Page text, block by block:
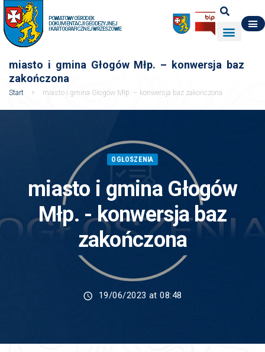
POWIATOWY OŚRODEK
DOKUMENTACJI GEODEZYJNEJ
I KARTOGRAFICZNEJ W RZESZOWIE
miasto i gmina Głogów Młp. – konwersja baz
zakończona
Start miasto i gmina Głogów Młp. – konwersja baz zakończona
OGŁOSZENIA
miasto i gmina Głogów
Młp. - konwersja baz
zakończona
19/06/2023 at 08:48